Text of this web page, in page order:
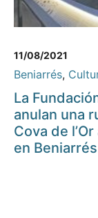
11/08/2021
Beniarrés,
La
anulan una
Cova de
en Beniarrés